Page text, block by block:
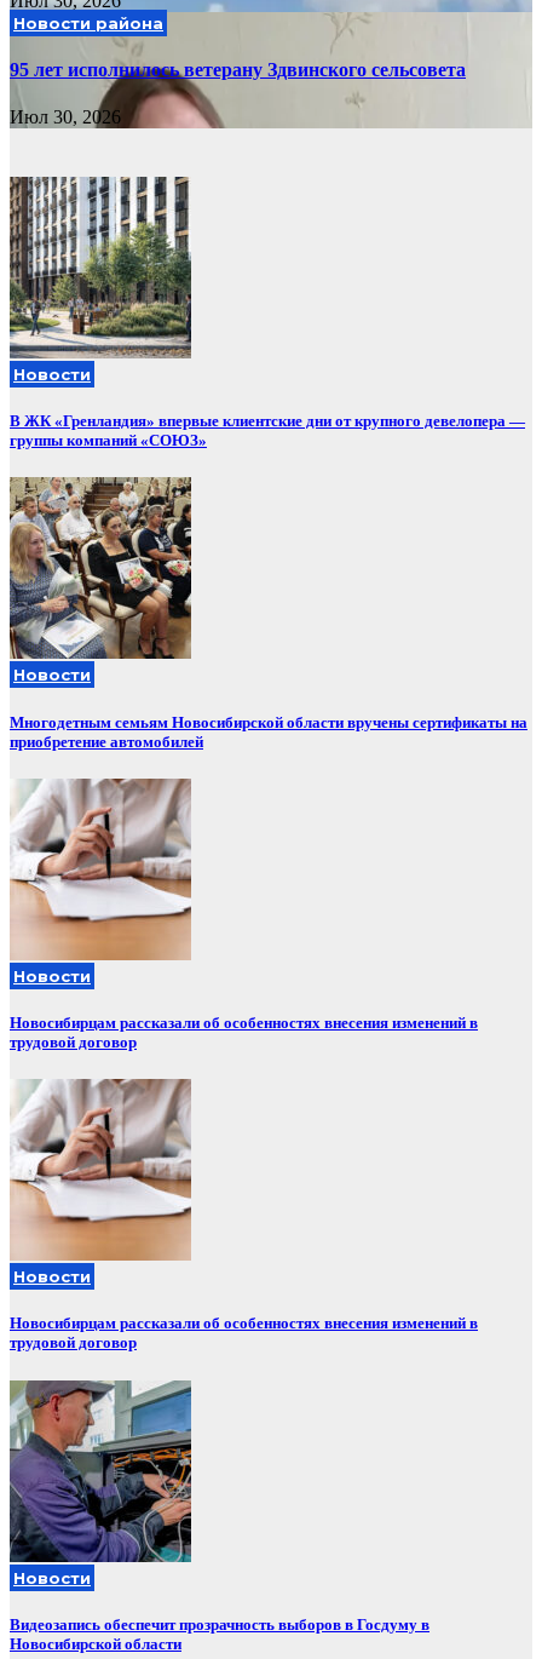
Новости района
95 лет исполнилось ветерану Здвинского сельсовета
Июл 30, 2026
Новости
В ЖК «Гренландия» впервые клиентские дни от крупного девелопера —
группы компаний «СОЮЗ»
Новости
Многодетным семьям Новосибирской области вручены сертификаты на
приобретение автомобилей
Новости
Новосибирцам рассказали об особенностях внесения изменений в
трудовой договор
Новости
Новосибирцам рассказали об особенностях внесения изменений в
трудовой договор
Новости
Видеозапись обеспечит прозрачность выборов в Госдуму в
Новосибирской области